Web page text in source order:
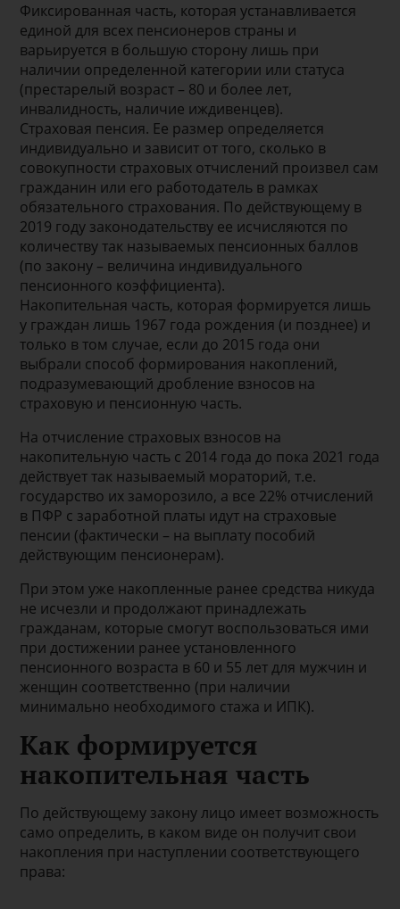
Фиксированная часть, которая устанавливается
единой для всех пенсионеров страны и
варьируется в большую сторону лишь при
наличии определенной категории или статуса
(престарелый возраст – 80 и более лет,
инвалидность, наличие иждивенцев).
Страховая пенсия. Ее размер определяется
индивидуально и зависит от того, сколько в
совокупности страховых отчислений произвел сам
гражданин или его работодатель в рамках
обязательного страхования. По действующему в
2019 году законодательству ее исчисляются по
количеству так называемых пенсионных баллов
(по закону – величина индивидуального
пенсионного коэффициента).
Накопительная часть, которая формируется лишь
у граждан лишь 1967 года рождения (и позднее) и
только в том случае, если до 2015 года они
выбрали способ формирования накоплений,
подразумевающий дробление взносов на
страховую и пенсионную часть.
На отчисление страховых взносов на
накопительную часть с 2014 года до пока 2021 года
действует так называемый мораторий, т.е.
государство их заморозило, а все 22% отчислений
в ПФР с заработной платы идут на страховые
пенсии (фактически – на выплату пособий
действующим пенсионерам).
При этом уже накопленные ранее средства никуда
не исчезли и продолжают принадлежать
гражданам, которые смогут воспользоваться ими
при достижении ранее установленного
пенсионного возраста в 60 и 55 лет для мужчин и
женщин соответственно (при наличии
минимально необходимого стажа и ИПК).
Как формируется
накопительная часть
По действующему закону лицо имеет возможность
само определить, в каком виде он получит свои
накопления при наступлении соответствующего
права: